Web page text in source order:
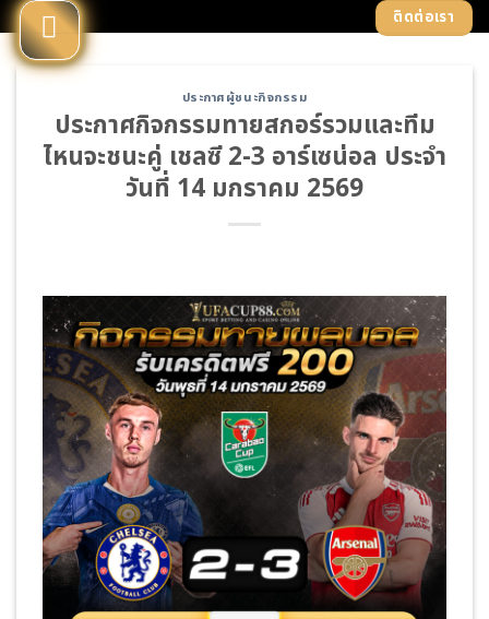
Skip
to
content
ติดต่อเรา
ประกาศผู้ชนะกิจกรรม
ประกาศกิจกรรมทายสกอร์รวมและทีม
ไหนจะชนะคู่ เชลซี 2-3 อาร์เซน่อล ประจำ
วันที่ 14 มกราคม 2569